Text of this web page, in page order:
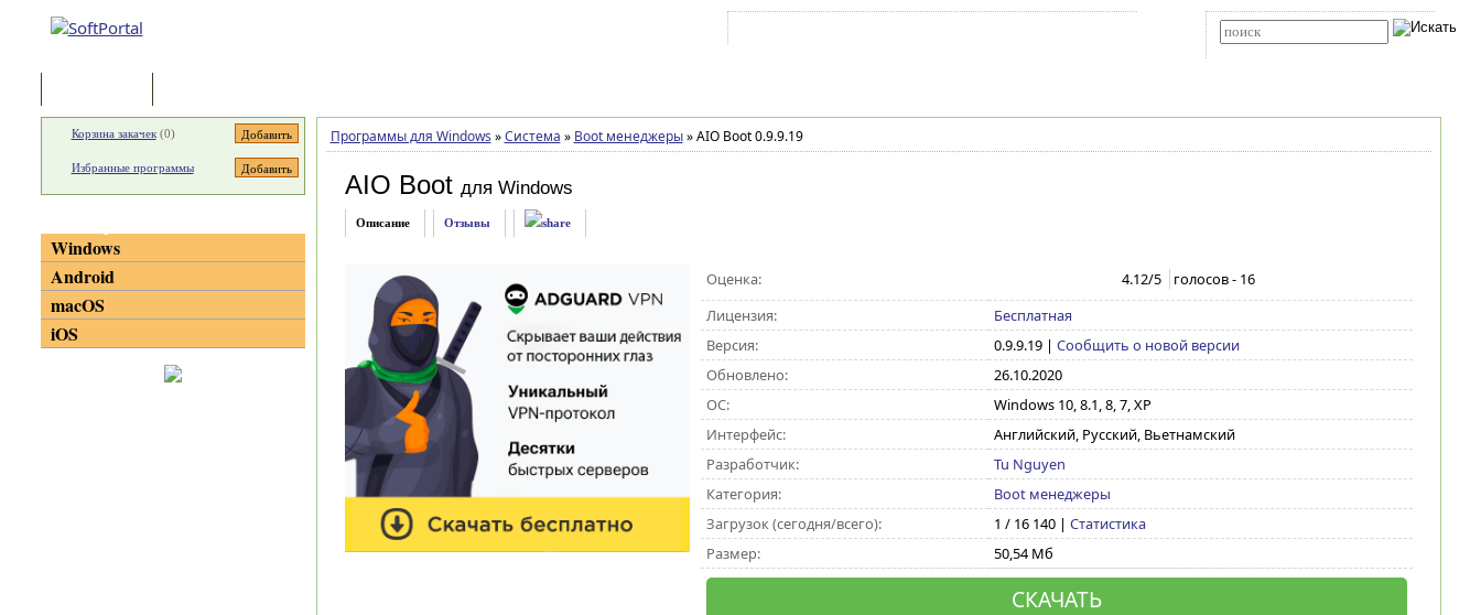
Программы для Windows » Система » Boot менеджеры »AIO Boot 0.9.9.19
AIO Boot для Windows
Описание Отзывы
Оценка: 4.12/5 голосов - 16
Лицензия:
Бесплатная
Версия:
0.9.9.19| Сообщить о новой версии
Обновлено:
26.10.2020
ОС:
Windows 10, 8.1, 8, 7, XP
Интерфейс:
Английский, Русский, Вьетнамский
Разработчик:
Tu Nguyen
Категория:
Boot менеджеры
Загрузок (сегодня/всего):
1 / 16 140 | Статистика
Размер:
50,54 Мб
СКАЧАТЬ
Корзина закачек(0)
Избранные программы
Windows
Android
macOS
iOS